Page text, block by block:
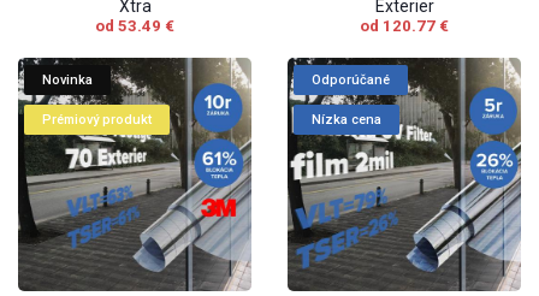
Xtra
od 53.49 €
Exterier
od 120.77 €
Novinka
Prémiový produkt
Odporúčané
Nízka cena